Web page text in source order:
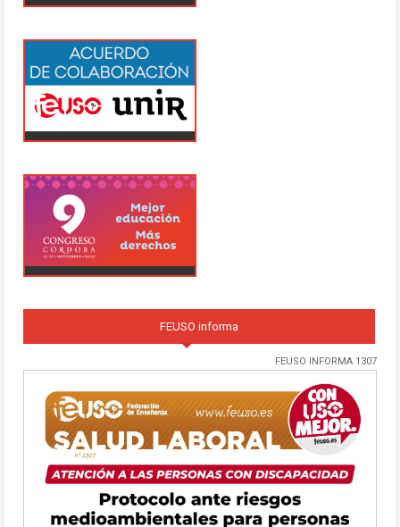
FEUSO informa
FEUSO INFORMA 1307